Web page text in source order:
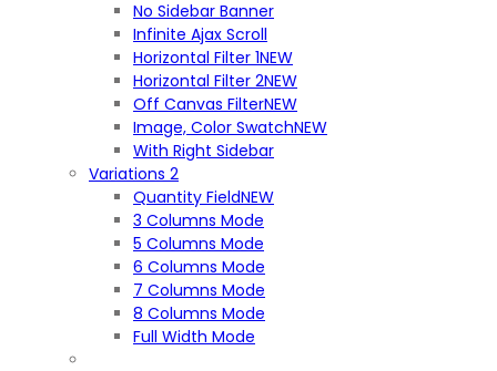
No Sidebar Banner
Infinite Ajax Scroll
Horizontal Filter 1NEW
Horizontal Filter 2NEW
Off Canvas FilterNEW
Image, Color SwatchNEW
With Right Sidebar
Variations 2
Quantity FieldNEW
3 Columns Mode
5 Columns Mode
6 Columns Mode
7 Columns Mode
8 Columns Mode
Full Width Mode